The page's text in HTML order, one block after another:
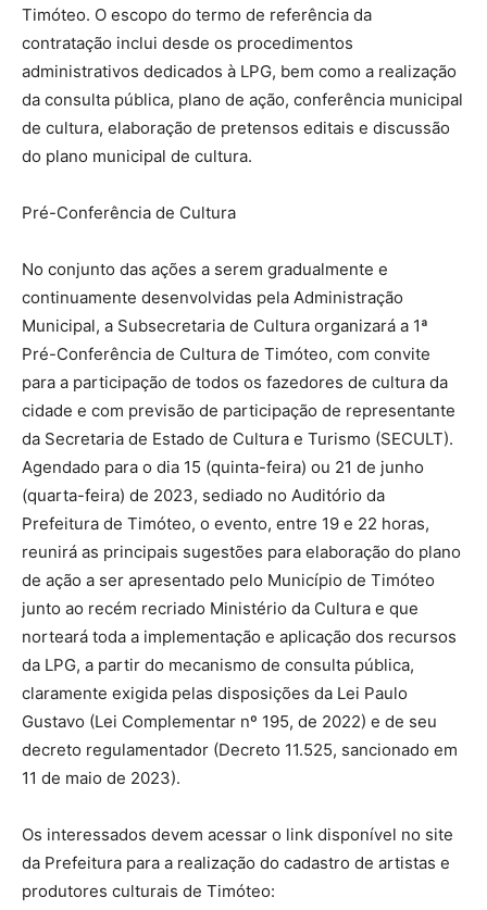
Timóteo. O escopo do termo de referência da
contratação inclui desde os procedimentos
administrativos dedicados à LPG, bem como a realização
da consulta pública, plano de ação, conferência municipal
de cultura, elaboração de pretensos editais e discussão
do plano municipal de cultura.
Pré-Conferência de Cultura
No conjunto das ações a serem gradualmente e
continuamente desenvolvidas pela Administração
Municipal, a Subsecretaria de Cultura organizará a 1ª
Pré-Conferência de Cultura de Timóteo, com convite
para a participação de todos os fazedores de cultura da
cidade e com previsão de participação de representante
da Secretaria de Estado de Cultura e Turismo (SECULT).
Agendado para o dia 15 (quinta-feira) ou 21 de junho
(quarta-feira) de 2023, sediado no Auditório da
Prefeitura de Timóteo, o evento, entre 19 e 22 horas,
reunirá as principais sugestões para elaboração do plano
de ação a ser apresentado pelo Município de Timóteo
junto ao recém recriado Ministério da Cultura e que
norteará toda a implementação e aplicação dos recursos
da LPG, a partir do mecanismo de consulta pública,
claramente exigida pelas disposições da Lei Paulo
Gustavo (Lei Complementar nº 195, de 2022) e de seu
decreto regulamentador (Decreto 11.525, sancionado em
11 de maio de 2023).
Os interessados devem acessar o link disponível no site
da Prefeitura para a realização do cadastro de artistas e
produtores culturais de Timóteo: